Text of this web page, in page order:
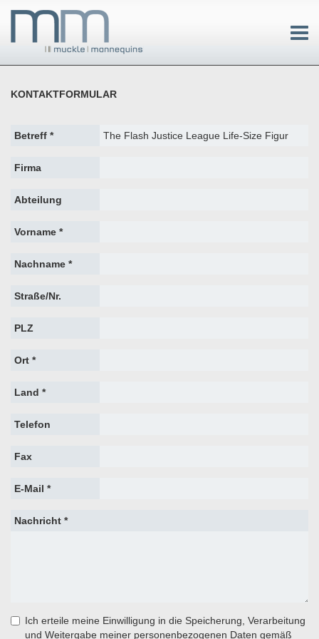
KONTAKTFORMULAR
Betreff *
Firma
Abteilung
Vorname *
Nachname *
Straße/Nr.
PLZ
Ort *
Land *
Telefon
Fax
E-Mail *
Nachricht *
Ich erteile meine Einwilligung in die Speicherung, Verarbeitung
und Weitergabe meiner personenbezogenen Daten gemäß